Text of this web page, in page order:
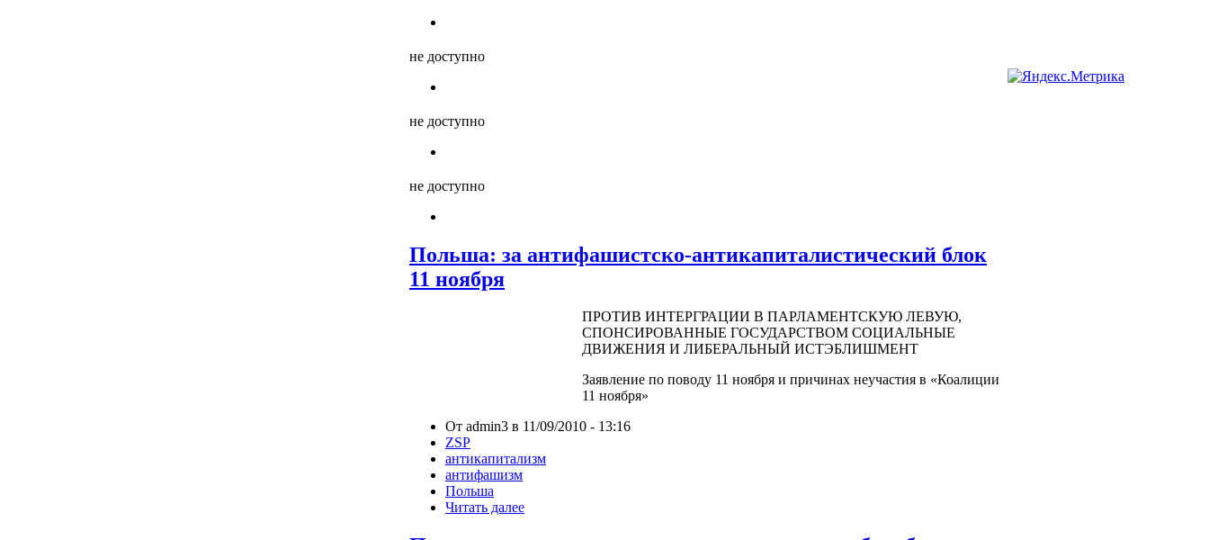
не доступно
не доступно
не доступно
Польша: за антифашистско-антикапиталистический блок
11 ноября
ПРОТИВ ИНТЕРГРАЦИИ В ПАРЛАМЕНТСКУЮ ЛЕВУЮ,
СПОНСИРОВАННЫЕ ГОСУДАРСТВОМ СОЦИАЛЬНЫЕ
ДВИЖЕНИЯ И ЛИБЕРАЛЬНЫЙ ИСТЭБЛИШМЕНТ
Заявление по поводу 11 ноября и причинах неучастия в «Коалиции
11 ноября»
От admin3 в 11/09/2010 - 13:16
ZSP
антикапитализм
антифашизм
Польша
Читать далее